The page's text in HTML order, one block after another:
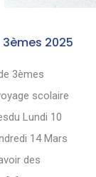
3èmes 2025
3èmes
scolaire
Lundi 10
14 Mars
des